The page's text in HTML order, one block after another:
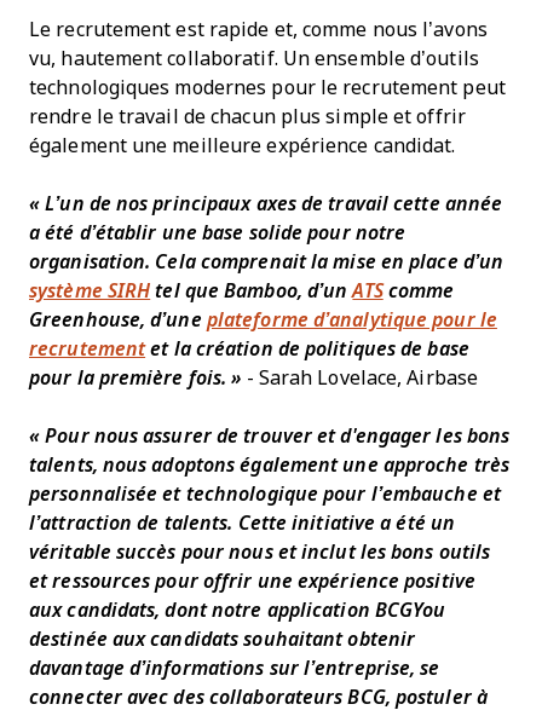
Le recrutement est rapide et, comme nous l’avons
vu, hautement collaboratif. Un ensemble d’outils
technologiques modernes pour le recrutement peut
rendre le travail de chacun plus simple et offrir
également une meilleure expérience candidat.
« L’un de nos principaux axes de travail cette année
a été d’établir une base solide pour notre
organisation. Cela comprenait la mise en place d’un
système SIRH tel que Bamboo, d’unATScomme
Greenhouse, d’une plateforme d’analytique pour le
recrutementet la création de politiques de base
pour la première fois. » - Sarah Lovelace, Airbase
« Pour nous assurer de trouver et d'engager les bons
talents, nous adoptons également une approche très
personnalisée et technologique pour l’embauche et
l’attraction de talents. Cette initiative a été un
véritable succès pour nous et inclut les bons outils
et ressources pour offrir une expérience positive
aux candidats, dont notre application BCGYou
destinée aux candidats souhaitant obtenir
davantage d’informations sur l’entreprise, se
connecter avec des collaborateurs BCG, postuler à